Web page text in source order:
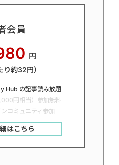
会員
円
り約32円）
Hub の記事読み放題
円相当）参加無料
コミュニティ参加
はこちら